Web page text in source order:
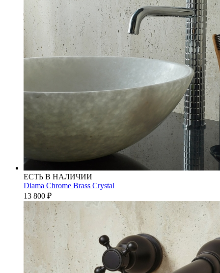
ЕСТЬ В НАЛИЧИИ
Diama Chrome Brass Crystal
13 800 ₽